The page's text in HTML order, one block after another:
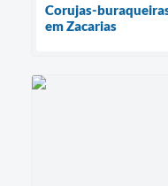
Corujas-
em Zacarias